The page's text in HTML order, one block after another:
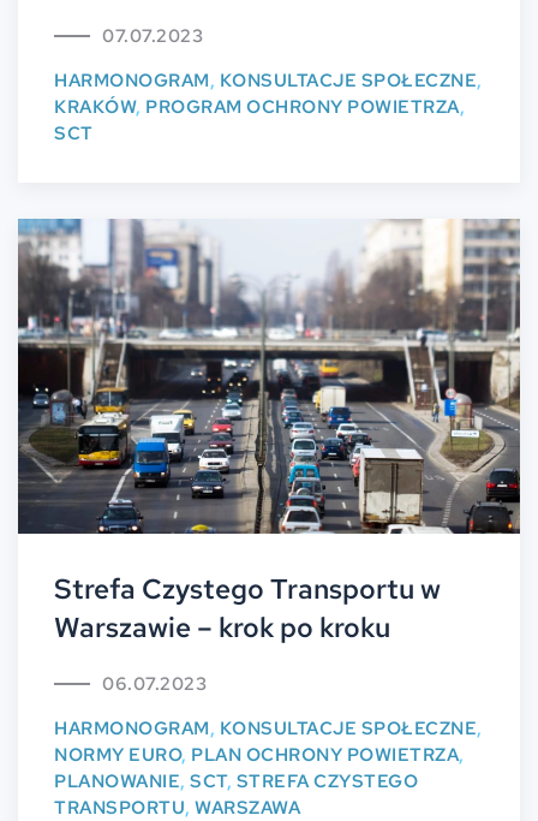
07.07.2023
HARMONOGRAM, KONSULTACJE SPOŁECZNE,
KRAKÓW, PROGRAM OCHRONY POWIETRZA,
SCT
Strefa Czystego Transportu w
Warszawie – krok po kroku
06.07.2023
HARMONOGRAM, KONSULTACJE SPOŁECZNE,
NORMY EURO, PLAN OCHRONY POWIETRZA,
PLANOWANIE, SCT, STREFA CZYSTEGO
TRANSPORTU, WARSZAWA